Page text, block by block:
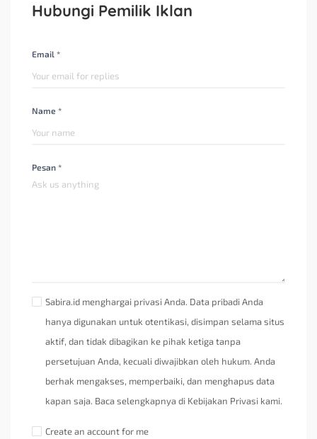
Hubungi Pemilik Iklan
Email *
Name *
Pesan *
Sabira.id menghargai privasi Anda. Data pribadi Anda
hanya digunakan untuk otentikasi, disimpan selama situs
aktif, dan tidak dibagikan ke pihak ketiga tanpa
persetujuan Anda, kecuali diwajibkan oleh hukum. Anda
berhak mengakses, memperbaiki, dan menghapus data
kapan saja. Baca selengkapnya di Kebijakan Privasi kami.
Create an account for me